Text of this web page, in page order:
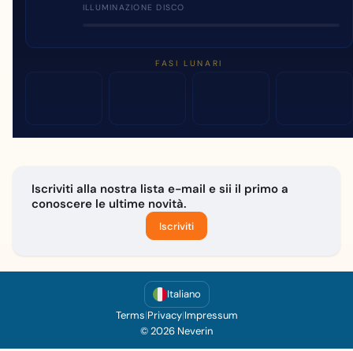
ILLUMINAZIONE DISCO
FASI LUNARI
Iscriviti alla nostra lista e-mail e sii il primo a
conoscere le ultime novità.
Iscriviti
Italiano
Terms|Privacy|Impressum
© 2026 Neverin